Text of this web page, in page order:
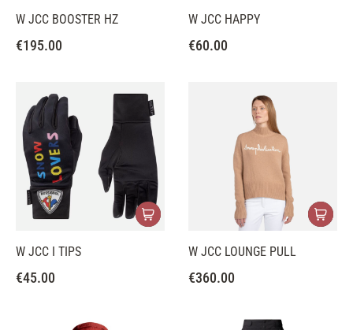
W JCC BOOSTER HZ
€195.00
W JCC HAPPY
€60.00
W JCC I TIPS
€45.00
W JCC LOUNGE PULL
€360.00